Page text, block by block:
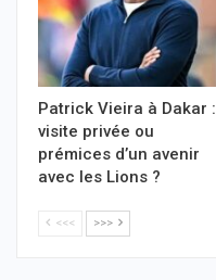
Patrick Vieira à Dakar :
visite privée ou
prémices d’un avenir
avec les Lions ?
<<< >>>